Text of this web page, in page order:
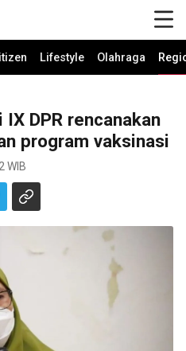
Lifestyle Olahraga
DPR rencanakan
program vaksinasi
WIB